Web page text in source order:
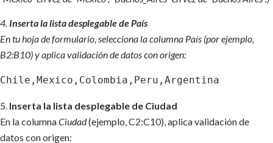
4. Inserta la lista desplegable de País
En tu hoja de formulario, selecciona la columna País (por ejemplo,
B2:B10) y aplica validación de datos con origen:
Chile,Mexico,Colombia,Peru,Argentina
5. Inserta la lista desplegable de Ciudad
En la columnaCiudad(ejemplo, C2:C10), aplica validación de
datos con origen: